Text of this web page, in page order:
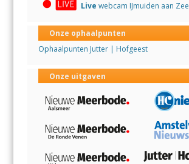
Live webcam IJmuiden aan Zee
Onze ophaalpunten
Ophaalpunten Jutter | Hofgeest
Onze uitgaven